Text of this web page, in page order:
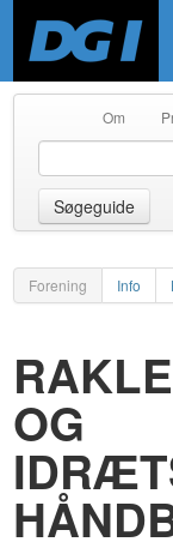
Om
Søgeguide
Forening Info
OG